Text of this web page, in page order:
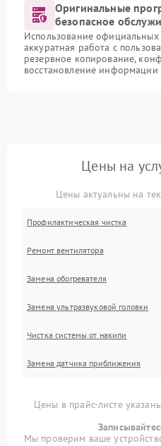
Оригинальные
безопасное
Использование
аккуратная работа с
резервное копирование,
восстановление
Цены на
Цены актуальны на
Профилактическая чистка
Ремонт вентилятора
Замена обогревателя
Замена ультразвуковой головки
Чистка системы от накипи
Замена датчика приближения
Цены в прайс-листе
Мы проверим ваше